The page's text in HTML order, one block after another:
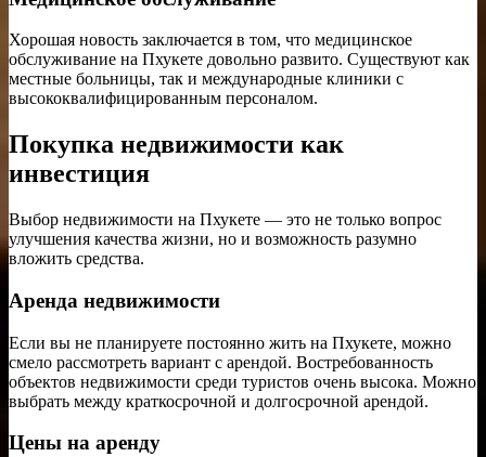
Хорошая новость заключается в том, что медицинское
обслуживание на Пхукете довольно развито. Существуют как
местные больницы, так и международные клиники с
высококвалифицированным персоналом.
Покупка недвижимости как
инвестиция
Выбор недвижимости на Пхукете — это не только вопрос
улучшения качества жизни, но и возможность разумно
вложить средства.
Аренда недвижимости
Если вы не планируете постоянно жить на Пхукете, можно
смело рассмотреть вариант с арендой. Востребованность
объектов недвижимости среди туристов очень высока. Можно
выбрать между краткосрочной и долгосрочной арендой.
Цены на аренду